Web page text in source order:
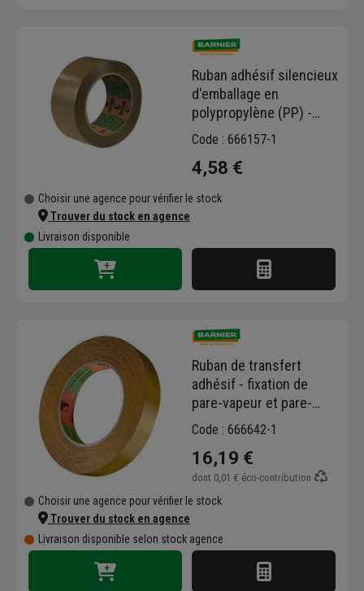
Ruban adhésif silencieux
d'emballage en
polypropylène (PP) -
66m x 50mm
Code : 666157-1
4,58 €
Choisir une agence pour vérifier le stock
Trouver du stock en agence
Livraison disponible
Ruban de transfert
adhésif - fixation de
pare-vapeur et pare-
pluie - 4472 Fix Barnier -
19 mm x 25 m
Code : 666642-1
16,19 €
dont 0,01 € éco-contribution
Choisir une agence pour vérifier le stock
Trouver du stock en agence
Livraison disponible selon stock agence